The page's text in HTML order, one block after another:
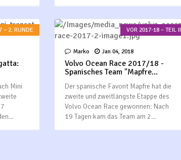
– 2. RUNDE
Mini
VOR 2017-18 – TEIL II
Marko Jan 04, 2018
Volvo Ocean Race 2017/18 -
Spanisches Team "Mapfre...
Der spanische Favorit Mapfre hat die
zweite und zweitlängste Etappe des
Volvo Ocean Race gewonnen: Nach
19 Tagen kam das Team am 2...